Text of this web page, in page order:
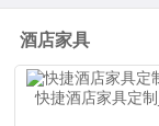
酒店家具
快捷酒店家具定